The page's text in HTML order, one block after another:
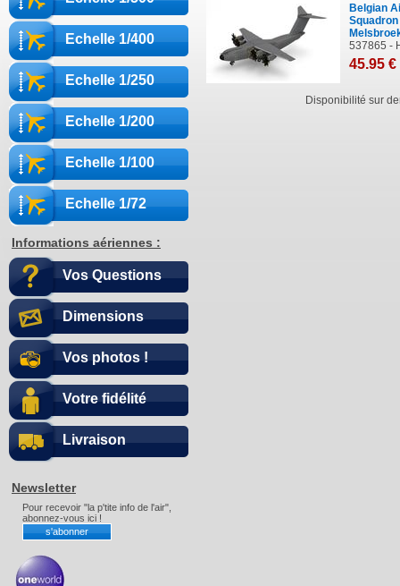
Echelle 1/400
Echelle 1/250
Echelle 1/200
Echelle 1/100
Echelle 1/72
Informations aériennes :
Vos Questions
Dimensions
Vos photos !
Votre fidélité
Livraison
Newsletter
Pour recevoir "la p'tite info de l'air",
abonnez-vous ici !
Belgian
Squadron
537865 -
45.95 €
Disponibilité sur